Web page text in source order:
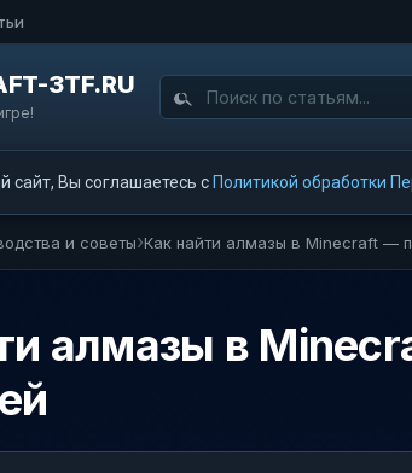
3TF.RU
сайт, Вы соглашаетесь с Политикой обработки
и советы Как найти алмазы в Minecraft —
алмазы в